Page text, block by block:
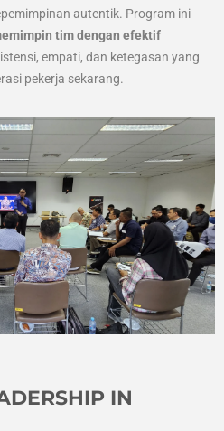
autentik. Program ini
tim dengan efektif
empati, dan ketegasan yang
pekerja sekarang.
IN